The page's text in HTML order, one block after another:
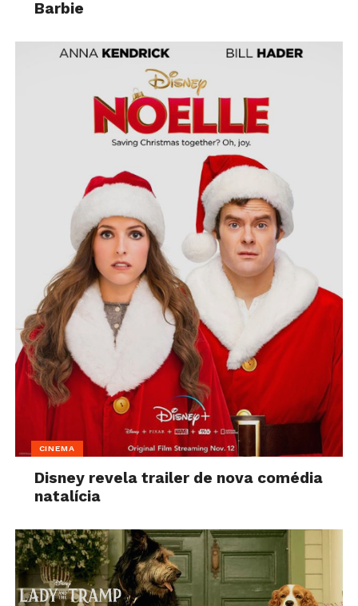
Barbie
CINEMA
Disney revela trailer de nova comédia
natalícia